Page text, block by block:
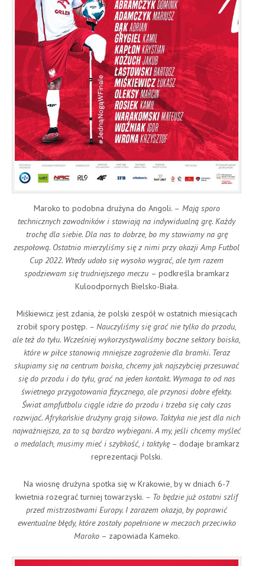
Maroko to podobna drużyna do Angoli. – Mają sporo
technicznych zawodników i stawiają na indywidualną grę. Każdy
trochę dla siebie. Dla nas to dobrze, bo my stawiamy na grę
zespołową. Ostatnio mierzyliśmy się z nimi przy okazji Amp Futbol
Cup 2022. Wtedy udało się wysoko wygrać, ale tym razem
spodziewam się trudniejszego meczu – podkreśla bramkarz
Kuloodpornych Bielsko-Biała.
Miśkiewicz jest zdania, że polski zespół w ostatnich miesiącach
zrobił spory postęp. – Nauczyliśmy się grać nie tylko do przodu,
ale też do tyłu. Wcześniej wykorzystywaliśmy boczne sektory boiska,
które w piłce stanowią mniejsze zagrożenie dla bramki. Teraz
skupiamy się na centrum boiska, chcemy jak najszybciej przesuwać
się do przodu i do tyłu, grać na jeden kontakt. Wymaga to od nas
świetnego przygotowania fizycznego, ale przynosi dobre efekty.
Świat ampfutbolu ciągle idzie do przodu i trzeba się cały czas
rozwijać. Afrykańskie drużyny grają siłowo. Taktyka nie jest dla nich
najważniejsza, za to są bardzo wybiegani. A my, jeśli chcemy myśleć
o medalach, musimy mieć i szybkość, i taktykę– dodaje bramkarz
reprezentacji Polski.
Na wiosnę drużyna spotka się w Krakowie, by w dniach 6-7
kwietnia rozegrać turniej towarzyski. – To będzie już ostatni szlif
przed mistrzostwami Europy. I zarazem okazja, by poprawić
ewentualne błędy, które zostały popełnione w meczach przeciwko
Maroko– zapowiada Kameko.